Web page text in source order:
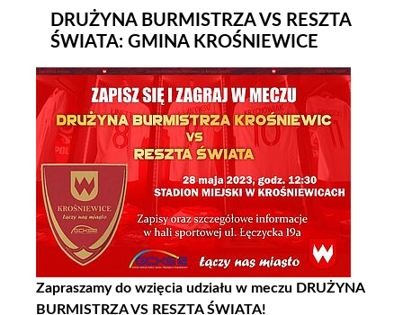
2023
DRUŻYNA BURMISTRZA VS RESZTA
ŚWIATA: GMINA KROŚNIEWICE
Zapraszamy do wzięcia udziału w meczu DRUŻYNA
BURMISTRZA VS RESZTA ŚWIATA!